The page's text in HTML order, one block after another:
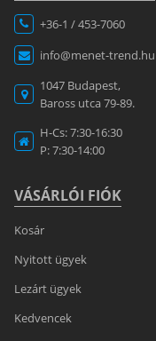
+36-1 / 453-7060
info@menet-trend.hu
1047 Budapest,
Baross utca 79-89.
H-Cs: 7:30-16:30
P: 7:30-14:00
VÁSÁRLÓI FIÓK
Kosár
Nyitott ügyek
Lezárt ügyek
Kedvencek